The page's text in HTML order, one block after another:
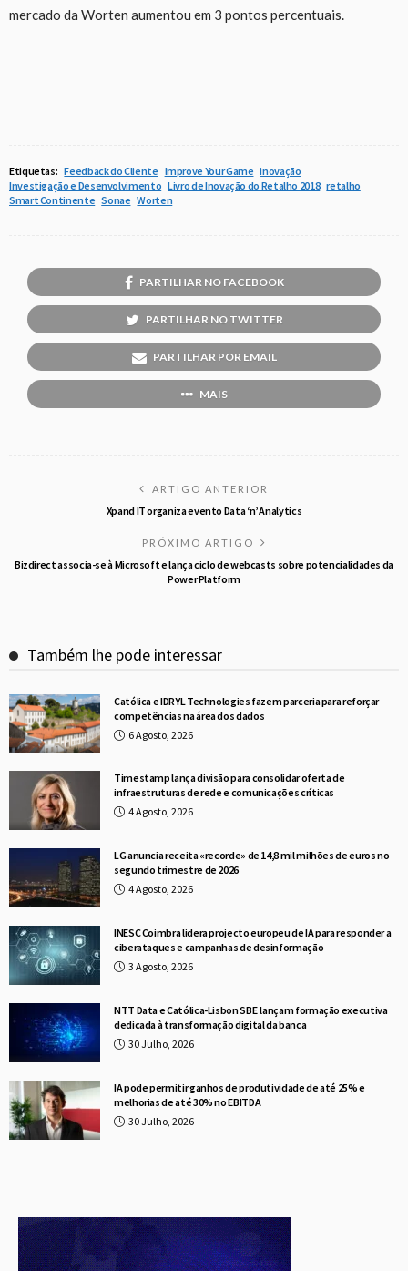
mercado da Worten aumentou em 3 pontos percentuais.
Etiquetas: Feedback do Cliente Improve Your Game inovação
Investigação e Desenvolvimento Livro de Inovação do Retalho 2018 retalho
Smart Continente Sonae Worten
PARTILHAR NO FACEBOOK
PARTILHAR NO TWITTER
PARTILHAR POR EMAIL
MAIS
ARTIGO ANTERIOR
Xpand IT organiza evento Data ‘n’ Analytics
PRÓXIMO ARTIGO
Bizdirect associa-se à Microsoft e lança ciclo de webcasts sobre potencialidades da
Power Platform
Também lhe pode interessar
Católica e IDRYL Technologies fazem parceria para reforçar
competências na área dos dados
6 Agosto, 2026
Timestamp lança divisão para consolidar oferta de
infraestruturas de rede e comunicações críticas
4 Agosto, 2026
LG anuncia receita «recorde» de 14,8 mil milhões de euros no
segundo trimestre de 2026
4 Agosto, 2026
INESC Coimbra lidera projecto europeu de IA para responder a
ciberataques e campanhas de desinformação
3 Agosto, 2026
NTT Data e Católica-Lisbon SBE lançam formação executiva
dedicada à transformação digital da banca
30 Julho, 2026
IA pode permitir ganhos de produtividade de até 25% e
melhorias de até 30% no EBITDA
30 Julho, 2026